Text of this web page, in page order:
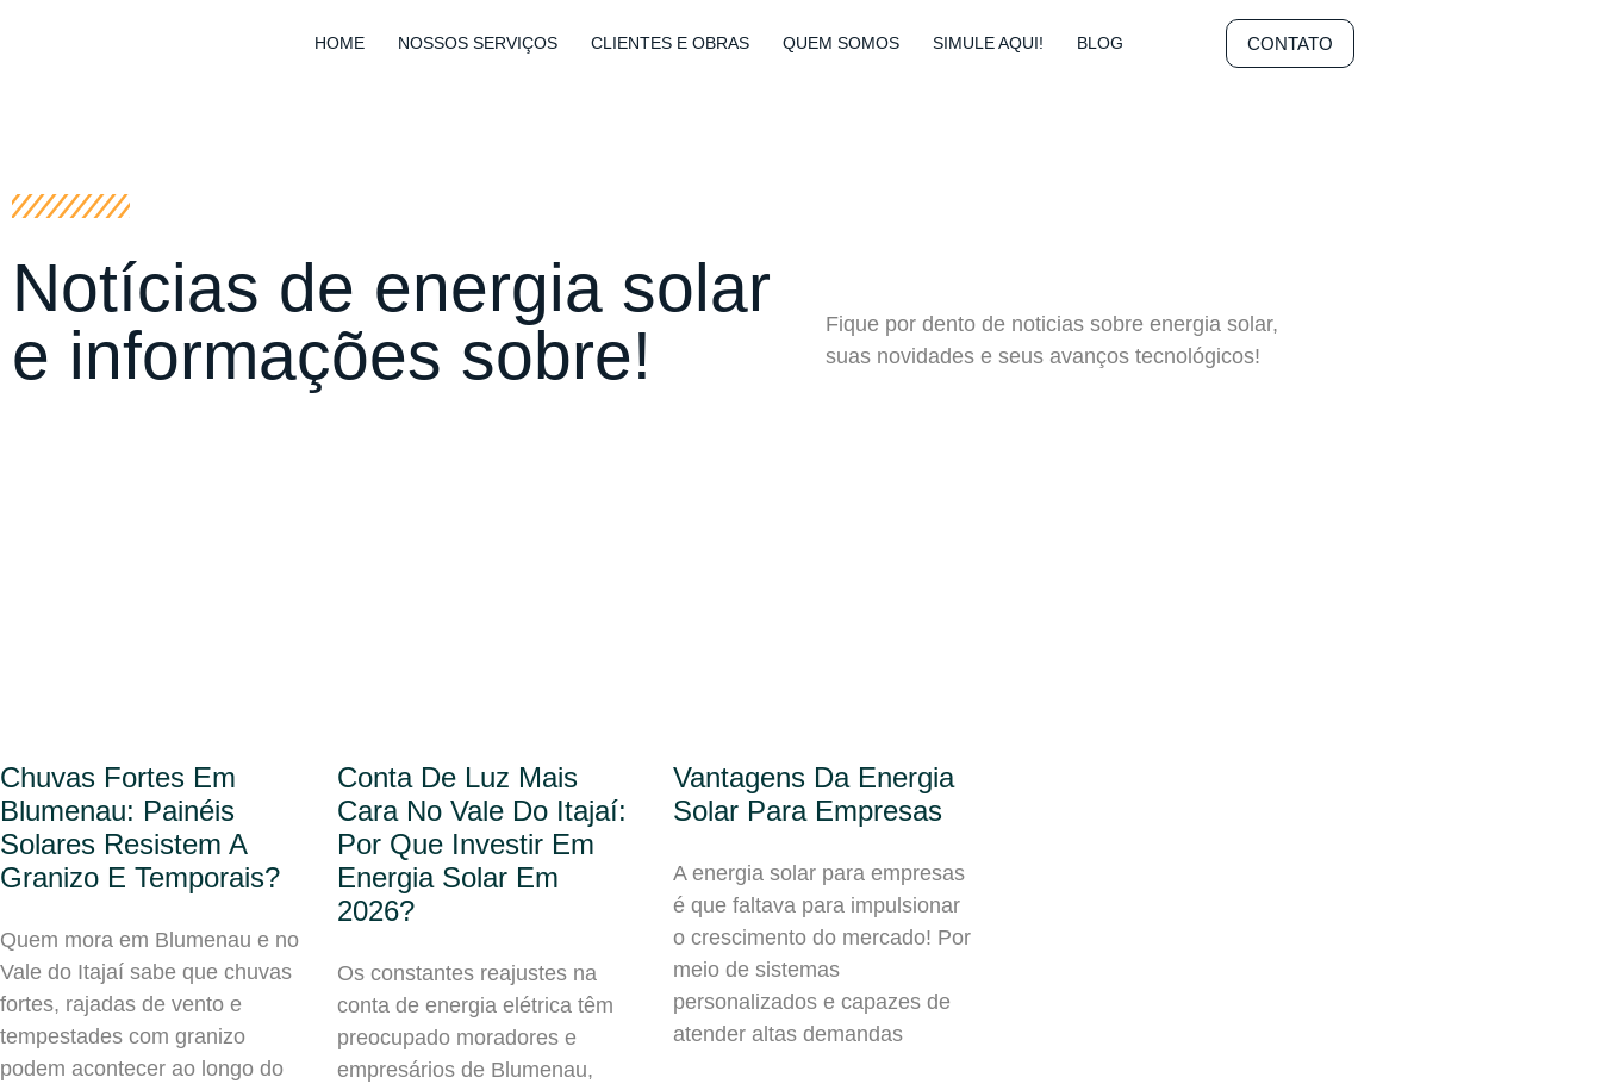
HOME NOSSOS SERVIÇOS CLIENTES E OBRAS QUEM SOMOS SIMULE AQUI! BLOG CONTATO
Notícias de energia solar
e informações sobre!
Fique por dento de noticias sobre energia solar,
suas novidades e seus avanços tecnológicos!
Chuvas Fortes Em
Blumenau: Painéis
Solares Resistem A
Granizo E Temporais?
Quem mora em Blumenau e no
Vale do Itajaí sabe que chuvas
fortes, rajadas de vento e
tempestades com granizo
podem acontecer ao longo do
Conta De Luz Mais
Cara No Vale Do Itajaí:
Por Que Investir Em
Energia Solar Em
2026?
Os constantes reajustes na
conta de energia elétrica têm
preocupado moradores e
empresários de Blumenau,
Vantagens Da Energia
Solar Para Empresas
A energia solar para empresas
é que faltava para impulsionar
o crescimento do mercado! Por
meio de sistemas
personalizados e capazes de
atender altas demandas